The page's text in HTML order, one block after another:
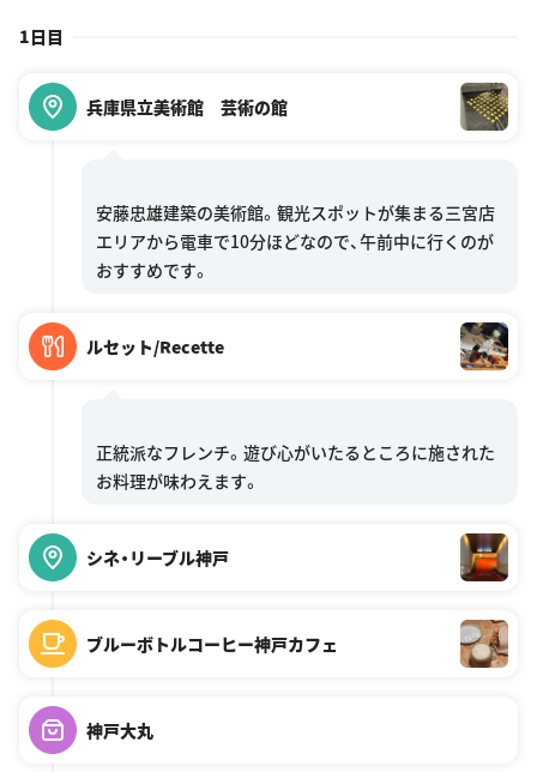
1日目
兵庫県立美術館 芸術の館
安藤忠雄建築の美術館。観光スポットが集まる三宮店
エリアから電車で10分ほどなので、午前中に行くのが
ルセット/Recette
正統派なフレンチ。遊び心がいたるところに施された
シネ・リーブル神戸
ブルーボトルコーヒー神戸カフェ
神戸大丸